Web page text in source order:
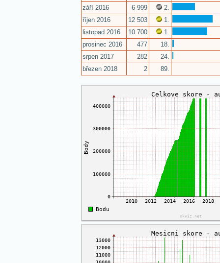
září 2016
6 999
2.
říjen 2016
12 503
1.
listopad 2016
10 700
1.
prosinec 2016
477
18.
srpen 2017
282
24.
březen 2018
2 89.